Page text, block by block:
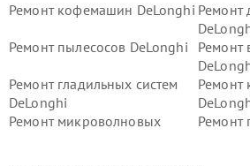
Ремонт кофемашин DeLonghi Ремонт
Ремонт пылесосов DeLonghi
Ремонт
Ремонт гладильных систем
DeLonghi
Ремонт
Ремонт микроволновых
Ремонт